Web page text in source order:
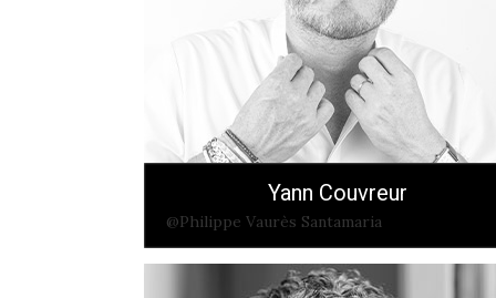
Yann Couvreur
@Philippe Vaurès Santamaria